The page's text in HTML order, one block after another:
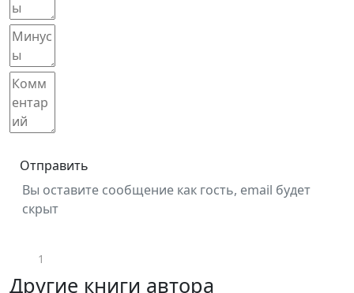
Отправить
Вы оставите сообщение как гость, email будет
скрыт
1
Другие книги автора